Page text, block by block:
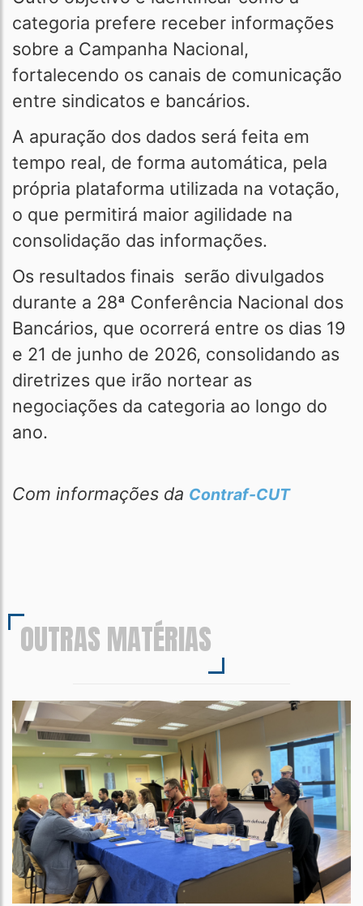
categoria prefere receber informações
sobre a Campanha Nacional,
fortalecendo os canais de comunicação
entre sindicatos e bancários.
A apuração dos dados será feita em
tempo real, de forma automática, pela
própria plataforma utilizada na votação,
o que permitirá maior agilidade na
consolidação das informações.
Os resultados finais serão divulgados
durante a 28ª Conferência Nacional dos
Bancários, que ocorrerá entre os dias 19
e 21 de junho de 2026, consolidando as
diretrizes que irão nortear as
negociações da categoria ao longo do
ano.
Com informações da Contraf-CUT
OUTRAS MATÉRIAS